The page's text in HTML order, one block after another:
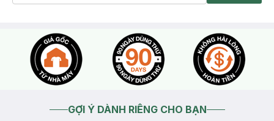
GỢI Ý DÀNH RIÊNG CHO BẠN